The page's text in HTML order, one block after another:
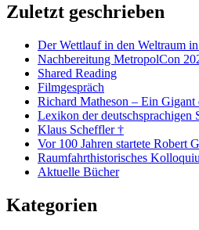
Zuletzt geschrieben
Der Wettlauf in den Weltraum
Nachbereitung MetropolCon
Shared Reading
Filmgespräch
Richard Matheson – Ein Gigant
Lexikon der deutschsprachigen
Klaus Scheffler †
Vor 100 Jahren startete Robert
Raumfahrthistorisches
Aktuelle Bücher
Kategorien